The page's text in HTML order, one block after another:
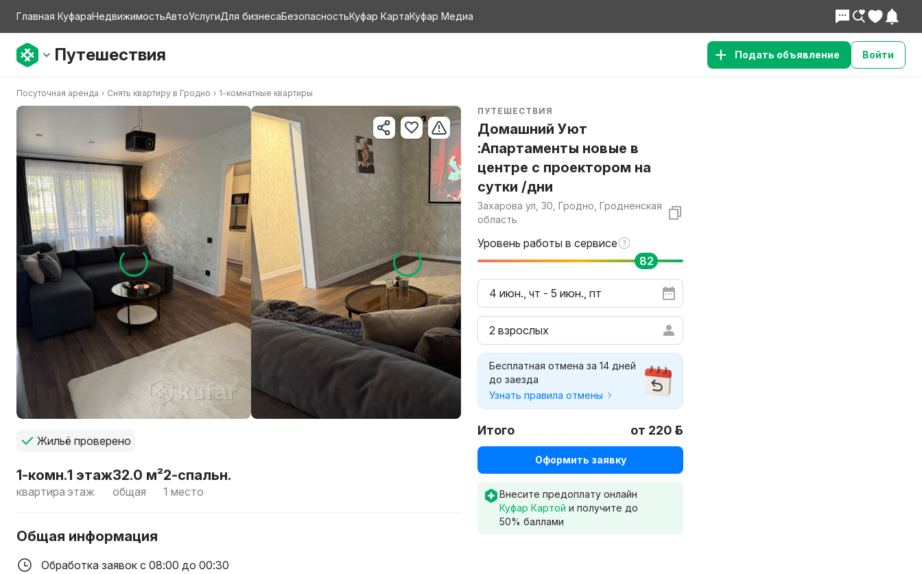
Главная КуфараНедвижимостьАвтоУслугиДля бизнесаБезопасностьКуфар КартаКуфар Медиа
Путешествия Подать объявление Войти
Посуточная аренда Снять квартиру в Гродно 1-комнатные квартиры
Жильё проверено
1-комн.
квартира
1 этаж
этаж
32.0 м²
общая
2-спальн.
1 место
Общая информация
Обработка заявок с 08:00 до 00:30
ПУТЕШЕСТВИЯ
Домашний Уют
:Апартаменты новые в
центре с проектором на
сутки /дни
Захарова ул, 30, Гродно, Гродненская
область
Уровень работы в сервисе
82
4 июн., чт - 5 июн., пт
2 взрослых
Бесплатная отмена за 14 дней
до заезда
Узнать правила отмены
Итого от 220 р.
Оформить заявку
Внесите предоплату онлайн
Куфар Картой и получите до
50% баллами